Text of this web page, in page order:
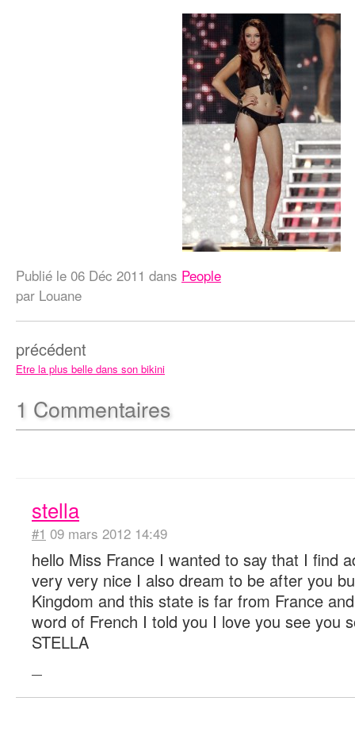
Publié le 06 Déc 2011 dans People
par Louane
précédent
Etre la plus belle dans son bikini
1 Commentaires
stella
#1 09 mars 2012 14:49
hello Miss France I wanted to say that I find
very very nice I also dream to be after you
Kingdom and this state is far from France
word of French I told you I love you see you
STELLA
—